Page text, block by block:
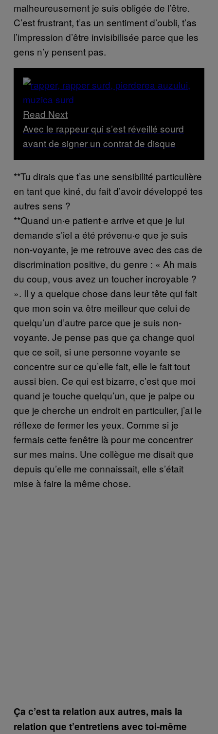
malheureusement je suis obligée de l’être.
C’est frustrant, t’as un sentiment d’oubli, t’as
l’impression d’être invisibilisée parce que les
gens n’y pensent pas.
Read Next
Avec le rappeur qui s’est réveillé sourd
avant de signer un contrat de disque
**Tu dirais que t’as une sensibilité particulière
en tant que kiné, du fait d’avoir développé tes
autres sens ?
**Quand un·e patient·e arrive et que je lui
demande s’iel a été prévenu·e que je suis
non-voyante, je me retrouve avec des cas de
discrimination positive, du genre : « Ah mais
du coup, vous avez un toucher incroyable ?
». Il y a quelque chose dans leur tête qui fait
que mon soin va être meilleur que celui de
quelqu’un d’autre parce que je suis non-
voyante. Je pense pas que ça change quoi
que ce soit, si une personne voyante se
concentre sur ce qu’elle fait, elle le fait tout
aussi bien. Ce qui est bizarre, c’est que moi
quand je touche quelqu’un, que je palpe ou
que je cherche un endroit en particulier, j’ai le
réflexe de fermer les yeux. Comme si je
fermais cette fenêtre là pour me concentrer
sur mes mains. Une collègue me disait que
depuis qu’elle me connaissait, elle s’était
mise à faire la même chose.
Ça c’est ta relation aux autres, mais la
relation que t’entretiens avec toi-même